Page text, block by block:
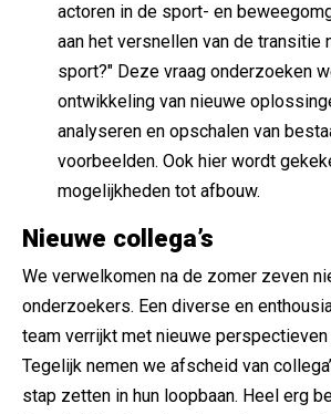
actoren in de sport- en
aan het versnellen van de transitie
sport?" Deze vraag onderzoeken
ontwikkeling van nieuwe
analyseren en opschalen van
voorbeelden. Ook hier wordt
mogelijkheden tot afbouw.
Nieuwe collega’s
We verwelkomen na de zomer zeven
onderzoekers. Een diverse en
team verrijkt met nieuwe perspectieven
Tegelijk nemen we afscheid van
stap zetten in hun loopbaan. Heel erg